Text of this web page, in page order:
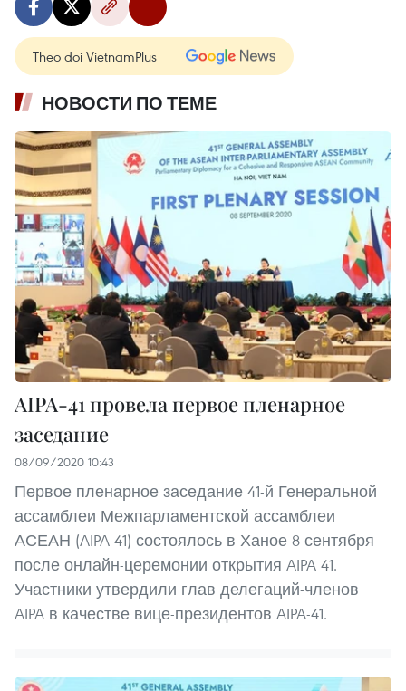
Theo dõi VietnamPlus
НОВОСТИ ПО ТЕМЕ
AIPA-41 провела первое пленарное
заседание
08/09/2020 10:43
Первое пленарное заседание 41-й Генеральной
ассамблеи Межпарламентской ассамблеи
АСЕАН (AIPA-41) состоялось в Ханое 8 сентября
после онлайн-церемонии открытия AIPA 41.
Участники утвердили глав делегаций-членов
AIPA в качестве вице-президентов AIPA-41.